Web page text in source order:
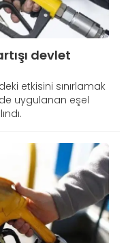
devlet
etkisini sınırlamak
uygulanan eşel